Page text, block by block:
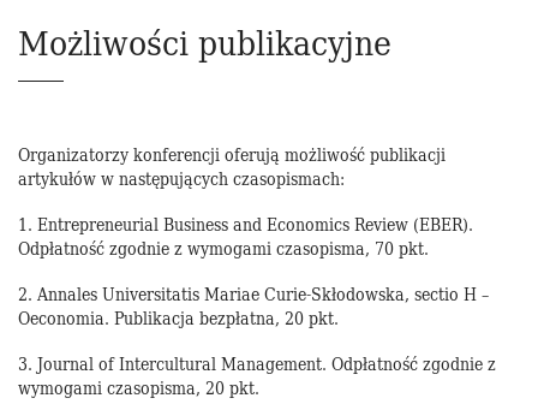
Możliwości publikacyjne
Organizatorzy konferencji oferują możliwość publikacji
artykułów w następujących czasopismach:
1. Entrepreneurial Business and Economics Review (EBER).
Odpłatność zgodnie z wymogami czasopisma, 70 pkt.
2. Annales Universitatis Mariae Curie-Skłodowska, sectio H –
Oeconomia. Publikacja bezpłatna, 20 pkt.
3. Journal of Intercultural Management. Odpłatność zgodnie z
wymogami czasopisma, 20 pkt.